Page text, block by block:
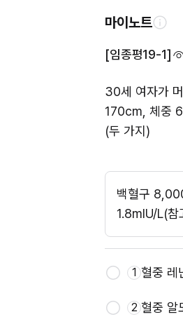
마이노트
[임종평19-1]
30세 여자가
170cm, 체중
(두 가지)
백혈구
1.8mIU/L(
1 혈중 레
2 혈중 알